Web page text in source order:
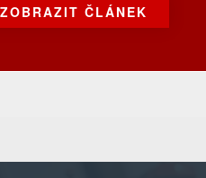
ZOBRAZIT ČLÁNEK